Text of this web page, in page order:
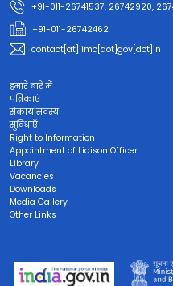
+91-011-26741537, 26742920,
+91-011-26742462
contact[at]iimc[dot]gov[dot]in
हमारे बारे में
पत्रिकाएं
संकाय सदस्य
सुविधाएँ
Right to Information
Appointment of Liaison Officer
Library
Vacancies
Downloads
Media Gallery
Other Links